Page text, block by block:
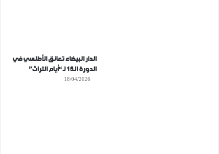
الدار البيضاء تعانق الأطلسي في
الدورة الـ15 لـ “أيام التراث”
18/04/2026